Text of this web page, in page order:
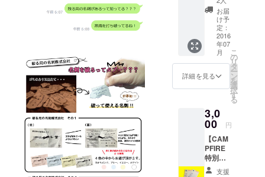
る。また立
『タバタ
バー』をDIY
で制作し店
主もつとめ
る。「コン
食店」
×「webマガ
ジン」とい
う業界も全
く違う様々
式会社
の中の
一つの
デザイ
ン100枚
セット
を送ら
せて頂
きま
す。 名
話番
号、
メール
アドレ
スをあ
なただ
けのも
お届
け予
定：
2016
年07
月
詳細を見る
こ
の
リ
タ
ー
ン
を
選
択
す
る
3,0
00 円
【CAM
PFIRE
特別価
格】 手
支援